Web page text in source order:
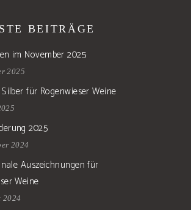
BEITRÄGE
im November 2025
2025
für Rogenwieser Weine
2025
2024
Auszeichnungen für
Weine
2024